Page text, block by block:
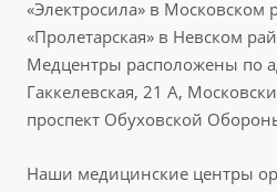
«Электросила» в Московском
«Пролетарская» в Невском
Медцентры расположены по
Гаккелевская, 21 А,
проспект Обуховской
Наши медицинские центры